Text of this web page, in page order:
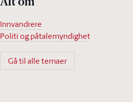
Alt om
Innvandrere
Politi og påtalemyndighet
Gå til alle temaer